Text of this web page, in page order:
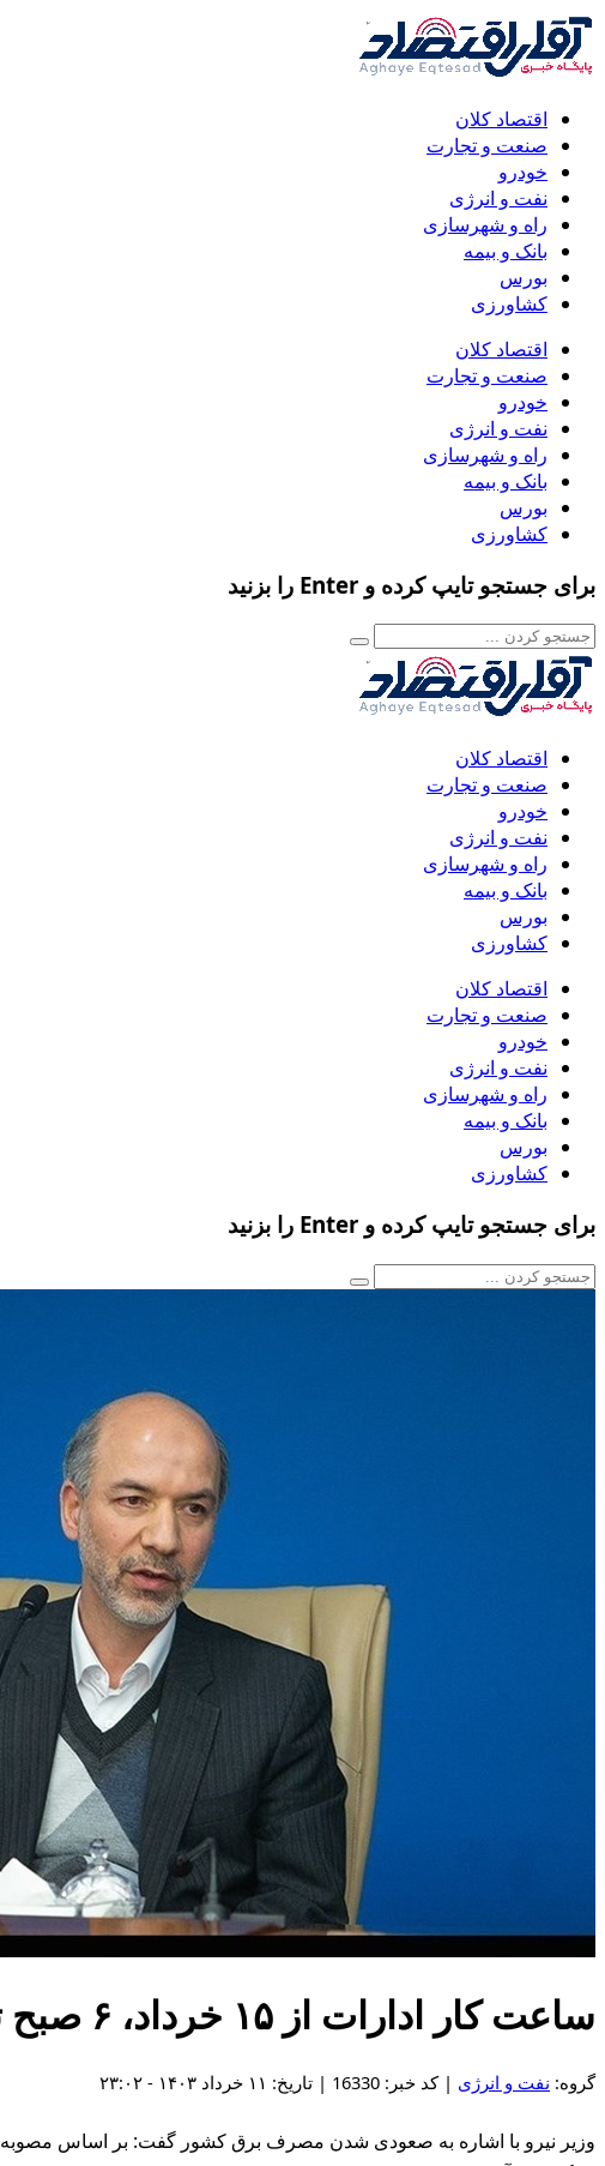
اقتصاد کلان
صنعت و تجارت
خودرو
نفت و انرژی
راه و شهرسازی
بانک و بیمه
بورس
کشاورزی
اقتصاد کلان
صنعت و تجارت
خودرو
نفت و انرژی
راه و شهرسازی
بانک و بیمه
بورس
کشاورزی
برای جستجو تایپ کرده و Enter را بزنید
اقتصاد کلان
صنعت و تجارت
خودرو
نفت و انرژی
راه و شهرسازی
بانک و بیمه
بورس
کشاورزی
اقتصاد کلان
صنعت و تجارت
خودرو
نفت و انرژی
راه و شهرسازی
بانک و بیمه
بورس
کشاورزی
برای جستجو تایپ کرده و Enter را بزنید
ساعت کار ادارات از ۱۵ خرداد، ۶ صبح تا ۱۳ است
گروه: نفت و انرژی | کد خبر: 16330 | تاریخ: ۱۱ خرداد ۱۴۰۳ - ۲۳:۰۲
وزیر نیرو با اشاره به صعودی شدن مصرف برق کشور گفت: بر اساس مصوبه هیأت دولت، ساعت کار